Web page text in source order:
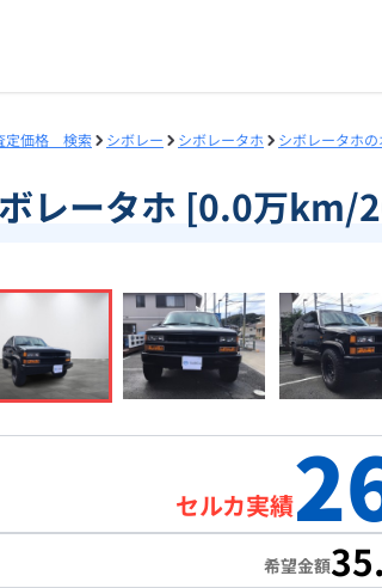
定価格 検索 シボレー シボレータホ シボレータホ
レータホ [0.0万km/
セルカ実績
希望金額